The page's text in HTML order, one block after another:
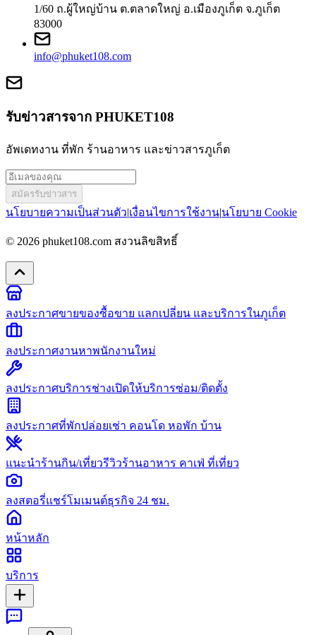
1/60 ถ.ผู้ใหญ่บ้าน ต.ตลาดใหญ่ อ.เมืองภูเก็ต จ.ภูเก็ต
83000
info@phuket108.com
รับข่าวสารจาก PHUKET108
อัพเดทงาน ที่พัก ร้านอาหาร และข่าวสารภูเก็ต
สมัครรับข่าวสาร
นโยบายความเป็นส่วนตัว|เงื่อนไขการใช้งาน|นโยบาย Cookie
© 2026 phuket108.com สงวนลิขสิทธิ์
ลงประกาศขายของซื้อขาย แลกเปลี่ยน และบริการในภูเก็ต
ลงประกาศงานหาพนักงานใหม่
ลงประกาศบริการช่างเปิดให้บริการซ่อม/ติดตั้ง
ลงประกาศที่พักปล่อยเช่า คอนโด หอพัก บ้าน
แนะนำร้านกิน/เที่ยวรีวิวร้านอาหาร คาเฟ่ ที่เที่ยว
ลงสตอรี่แชร์โมเมนต์ธุรกิจ 24 ชม.
หน้าหลัก
บริการ